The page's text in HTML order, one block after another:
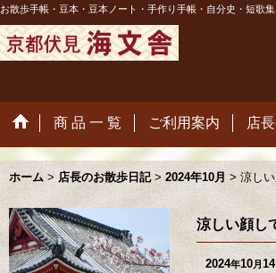
お散歩手帳・豆本・豆本ノート・手作り手帳・自分史・短歌
商 品 一 覧 ご利用案内 店
ホーム > 店長のお散歩日記 > 2024年10月 > 涼し
涼しい顔し
2024年10月14